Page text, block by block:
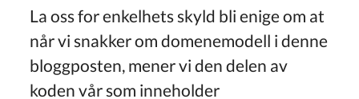
La oss for enkelhets skyld bli enige om at
når vi snakker om domenemodell i denne
bloggposten, mener vi den delen av
koden vår som inneholder